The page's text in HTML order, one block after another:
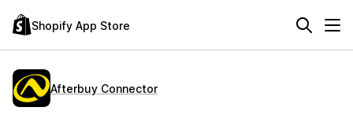
Shopify App Store
Afterbuy Connector